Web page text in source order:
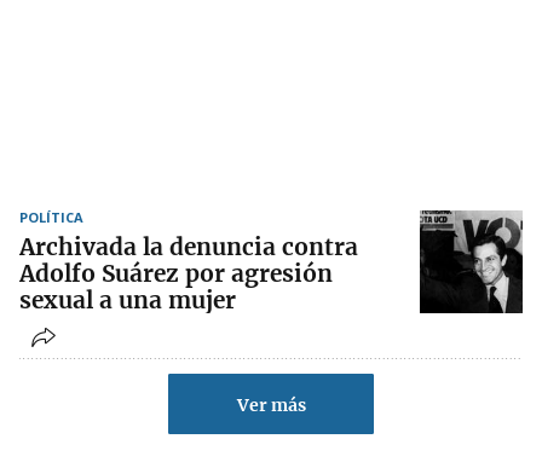
POLÍTICA
Archivada la denuncia contra
Adolfo Suárez por agresión
sexual a una mujer
Ver más